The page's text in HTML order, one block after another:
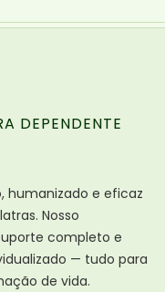
DEPENDENTE
e eficaz
Nosso
completo e
— tudo para
de vida.